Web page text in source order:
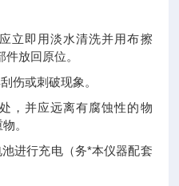
立即用淡水清洗并用布擦
放回原位。
伤或刺破现象。
，并应远离有腐蚀性的物
。
进行充电（务*本仪器配套